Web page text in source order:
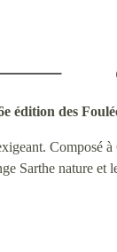
des
Composé
Sarthe nature